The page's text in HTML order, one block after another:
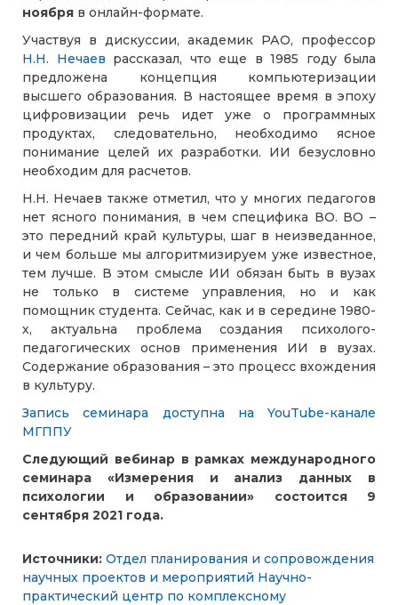
ноября в онлайн-формате.
Участвуя в дискуссии, академик РАО, профессор
Н.Н. Нечаев рассказал, что еще в 1985 году была
предложена концепция компьютеризации
высшего образования. В настоящее время в эпоху
цифровизации речь идет уже о программных
продуктах, следовательно, необходимо ясное
понимание целей их разработки. ИИ безусловно
необходим для расчетов.
Н.Н. Нечаев также отметил, что у многих педагогов
нет ясного понимания, в чем специфика ВО. ВО –
это передний край культуры, шаг в неизведанное,
и чем больше мы алгоритмизируем уже известное,
тем лучше. В этом смысле ИИ обязан быть в вузах
не только в системе управления, но и как
помощник студента. Сейчас, как и в середине 1980-
х, актуальна проблема создания психолого-
педагогических основ применения ИИ в вузах.
Содержание образования – это процесс вхождения
в культуру.
Запись семинара доступна на YouTube-канале
МГППУ
Следующий вебинар в рамках международного
семинара «Измерения и анализ данных в
психологии и образовании» состоится 9
сентября 2021 года.
Источники: Отдел планирования и сопровождения
научных проектов и мероприятий Научно-
практический центр по комплексному